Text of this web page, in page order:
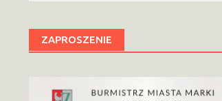
ZAPROSZENIE